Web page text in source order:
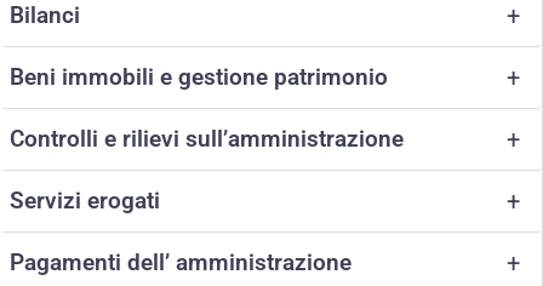
+
Bilanci
+
Beni immobili e gestione patrimonio
+
Controlli e rilievi sull’amministrazione
+
Servizi erogati
+
Pagamenti dell’ amministrazione